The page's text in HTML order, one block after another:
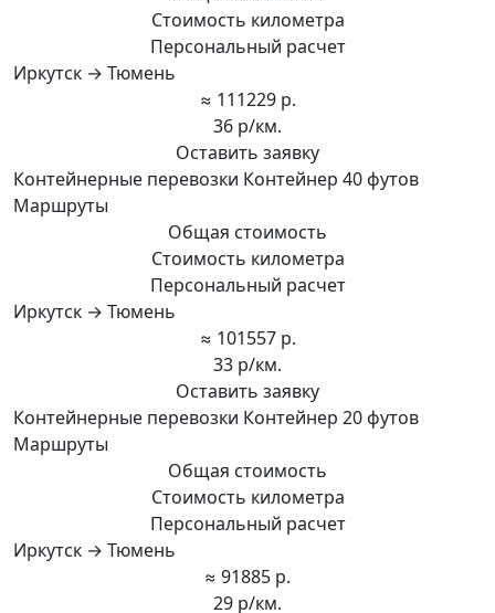
Стоимость километра
Персональный расчет
Иркутск → Тюмень
≈ 111229 р.
36 р/км.
Оставить заявку
Контейнерные перевозки Контейнер 40 футов
Маршруты
Общая стоимость
Стоимость километра
Персональный расчет
Иркутск → Тюмень
≈ 101557 р.
33 р/км.
Оставить заявку
Контейнерные перевозки Контейнер 20 футов
Маршруты
Общая стоимость
Стоимость километра
Персональный расчет
Иркутск → Тюмень
≈ 91885 р.
29 р/км.